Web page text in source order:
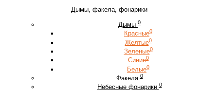
Дымы, факела, фонарики
Дымы 0
Красные0
Желтые0
Зеленые0
Синие0
Белые0
Факела 0
Небесные фонарики 0